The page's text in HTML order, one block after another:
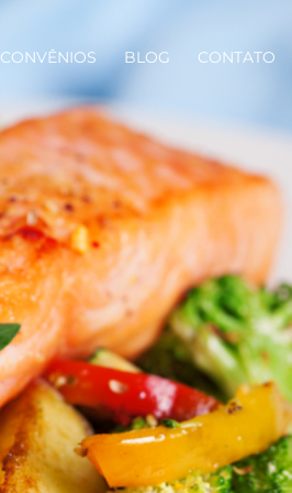
CONVÊNIOS BLOG CONTATO